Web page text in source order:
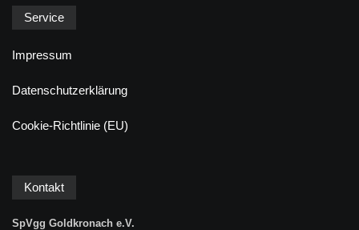
Service
Impressum
Datenschutzerklärung
Cookie-Richtlinie (EU)
Kontakt
SpVgg Goldkronach e.V.